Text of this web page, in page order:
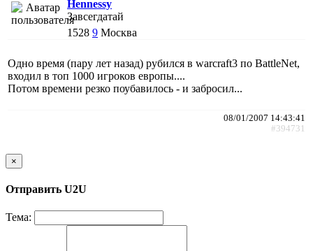
Hennessy
Завсегдатай
1528 9 Москва
Одно время (пару лет назад) рубился в warcraft3 по BattleNet,
входил в топ 1000 игроков европы....
Потом времени резко поубавилось - и забросил...
08/01/2007 14:43:41
#394731
×
Отправить U2U
Тема: